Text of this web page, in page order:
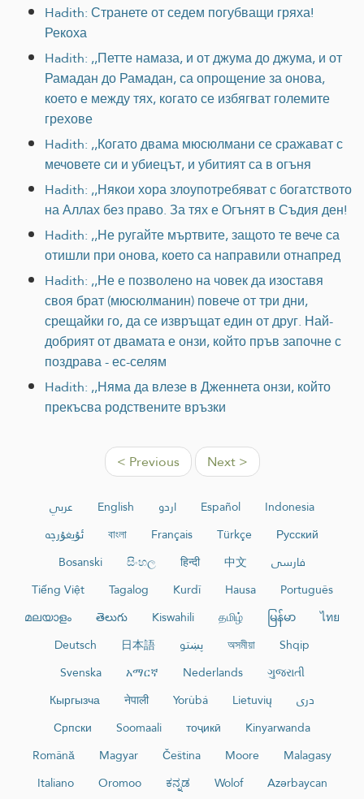
Hadith: Странете от седем погубващи гряха!
Рекоха
Hadith: ,,Петте намаза, и от джума до джума, и от
Рамадан до Рамадан, са опрощение за онова,
което е между тях, когато се избягват големите
грехове
Hadith: ,,Когато двама мюсюлмани се сражават с
мечовете си и убиецът, и убитият са в огъня
Hadith: ,,Някои хора злоупотребяват с богатството
на Аллах без право. За тях е Огънят в Съдия ден!
Hadith: ,,Не ругайте мъртвите, защото те вече са
отишли при онова, което са направили отнапред
Hadith: ,,Не е позволено на човек да изоставя
своя брат (мюсюлманин) повече от три дни,
срещайки го, да се извръщат един от друг. Най-
добрият от двамата е онзи, който пръв започне с
поздрава - ес-селям
Hadith: ,,Няма да влезе в Дженнета онзи, който
прекъсва родствените връзки
< Previous Next >
عربي English اردو Español
Indonesia
ئۇيغۇرچە
বাংলা Français Türkçe
Русский
Bosanski
සිංහල हिन्दी 中文
فارسی
Tiếng Việt
Tagalog Kurdî Hausa
Português
മലയാളം
తెలుగు Kiswahili தமிழ் မြန်မာ
ไทย
Deutsch
日本語 پښتو অসমীয়া
Shqip
Svenska
አማርኛ Nederlands
ગુજરાતી
Кыргызча
नेपाली Yorùbá Lietuvių
دری
Српски
Soomaali тоҷикӣ
Kinyarwanda
Română
Magyar Čeština Moore
Malagasy
Italiano
Oromoo ಕನ್ನಡ Wolof
Azərbaycan